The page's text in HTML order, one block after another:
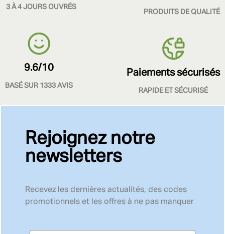
3 À 4 JOURS OUVRÉS
PRODUITS DE QUALITÉ
9.6/10
BASÉ SUR 1333 AVIS
Paiements sécurisés
RAPIDE ET SÉCURISÉ
Rejoignez notre
newsletters
Recevez les dernières actualités, des codes
promotionnels et les offres à ne pas manquer